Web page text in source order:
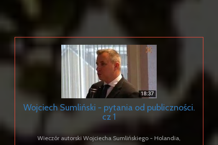
Wojciech Sumliński - pytania od publiczności.
cz 1
Wieczór autorski Wojciecha Sumlińskiego - Holandia,